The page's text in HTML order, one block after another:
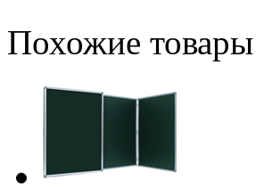
Похожие товары